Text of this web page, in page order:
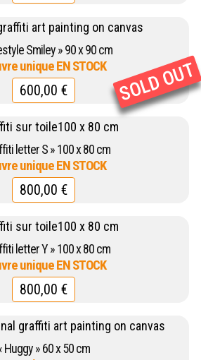
Smiley » 90 x 90 cm
600,00 €
letter S » 100 x 80 cm
800,00 €
letter Y » 100 x 80 cm
800,00 €
Huggy » 60 x 50 cm